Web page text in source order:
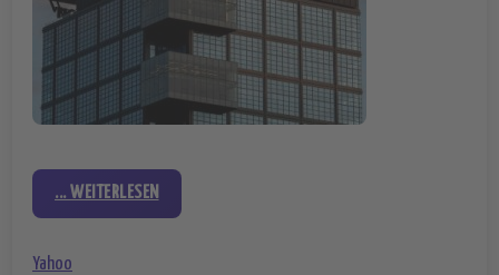
... WEITERLESEN
Yahoo